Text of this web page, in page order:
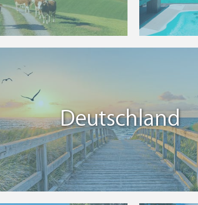
Deutschland